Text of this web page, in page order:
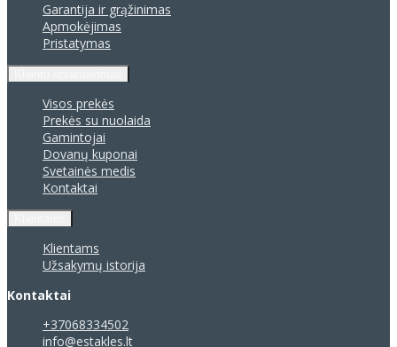
Garantija ir grąžinimas
Apmokėjimas
Pristatymas
Visos prekės
Prekės su nuolaida
Gamintojai
Dovanų kuponai
Svetainės medis
Kontaktai
Klientams
Užsakymų istorija
Kontaktai
+37068334502
info@estakles.lt